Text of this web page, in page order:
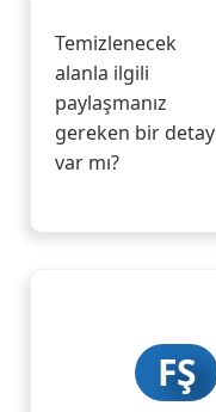
Temizlenecek
alanla ilgili
paylaşmanız
gereken bir detay
var mı?
FŞ